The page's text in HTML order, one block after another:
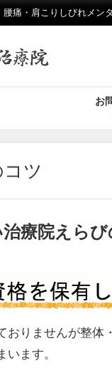
痛・肩こりしびれメン
お
ツ
療院えらび
おりませんが整体
います。